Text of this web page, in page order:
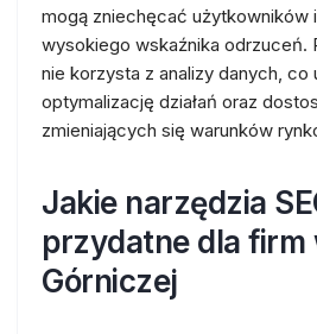
mogą zniechęcać użytkowników
wysokiego wskaźnika odrzuceń.
nie korzysta z analizy danych, co
optymalizację działań oraz
zmieniających się warunków
Jakie narzędzia
przydatne dla firm
Górniczej